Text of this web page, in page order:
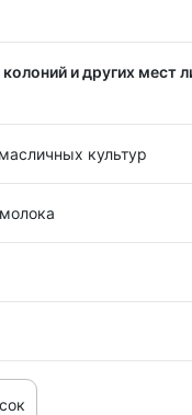
и других мест
культур